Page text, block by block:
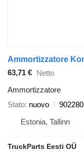
63,71 € Netto
Ammortizzatore
Stato nuovo 902280
Estonia, Tallinn
TruckParts Eesti OÜ